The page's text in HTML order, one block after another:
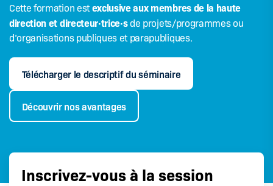
Cette formation estexclusive aux membres de la haute
direction et directeur·trice·sde projets/programmes ou
d’organisations publiques et parapubliques.
Télécharger le descriptif du séminaire
Découvrir nos avantages
Inscrivez-vous à la session